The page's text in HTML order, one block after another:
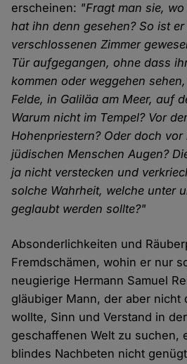
erscheinen: "Fragt man sie,
hat ihn denn gesehen? So ist
verschlossenen Zimmer
Tür aufgegangen, ohne dass
kommen oder weggehen
Felde, in Galiläa am Meer, auf
Warum nicht im Tempel? Vor
Hohenpriestern? Oder doch vor
jüdischen Menschen Augen?
ja nicht verstecken und
solche Wahrheit, welche unter
geglaubt werden sollte?"
Absonderlichkeiten und
Fremdschämen, wohin er nur
neugierige Hermann Samuel
gläubiger Mann, der aber nicht
wollte, Sinn und Verstand in
geschaffenen Welt zu suchen,
blindes Nachbeten nicht